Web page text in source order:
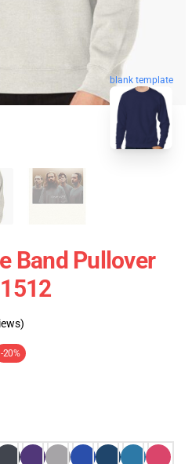
blank template
Band Pullover
-20%